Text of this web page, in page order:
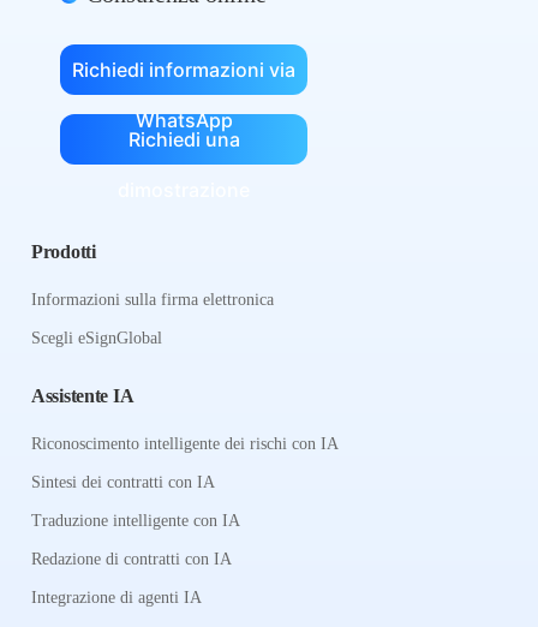
Richiedi informazioni via
WhatsApp
Richiedi una
Prodotti
Informazioni sulla firma elettronica
Scegli eSignGlobal
Assistente IA
Riconoscimento intelligente dei rischi con IA
Sintesi dei contratti con IA
Traduzione intelligente con IA
Redazione di contratti con IA
Integrazione di agenti IA